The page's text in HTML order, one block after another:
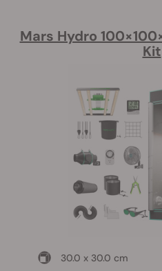
Mars Hydro
Kit
30.0 x 30.0 cm